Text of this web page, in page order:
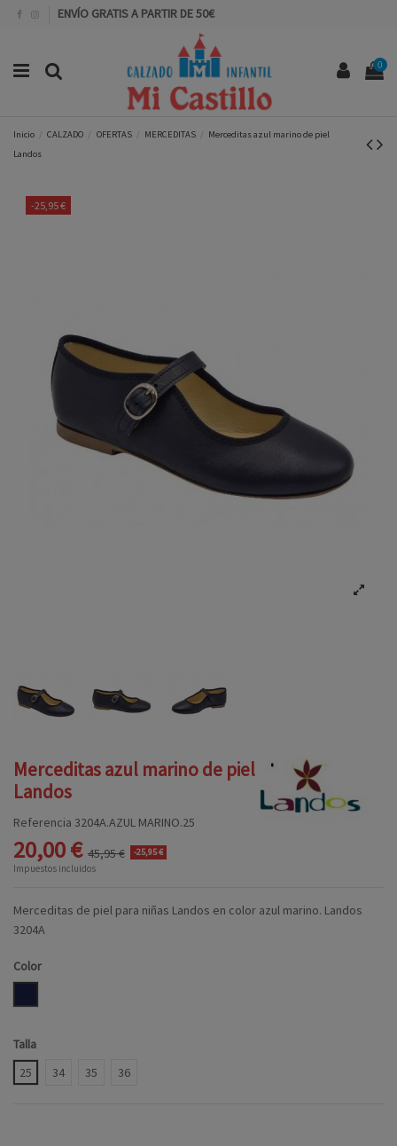
ENVÍO GRATIS A PARTIR DE 50€
0
Inicio CALZADO OFERTAS MERCEDITAS
Merceditas azul marino de piel
Landos
-25,95 €
Merceditas azul marino de piel
Landos
Referencia 3204A.AZUL MARINO.25
20,00 € 45,95 € -25,95 €
Impuestos incluidos
Merceditas de piel para niñas Landos en color azul marino. Landos
3204A
Color
Talla
25
34 35 36